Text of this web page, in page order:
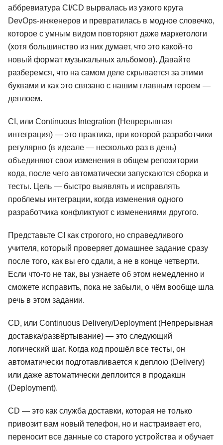
аббревиатура CI/CD вырвалась из узкого круга
DevOps-инженеров и превратилась в модное словечко,
которое с умным видом повторяют даже маркетологи
(хотя большинство из них думает, что это какой-то
новый формат музыкальных альбомов). Давайте
разберемся, что на самом деле скрывается за этими
буквами и как это связано с нашим главным героем —
деплоем.
CI, или Continuous Integration (Непрерывная
интеграция) — это практика, при которой разработчики
регулярно (в идеале — несколько раз в день)
объединяют свои изменения в общем репозитории
кода, после чего автоматически запускаются сборка и
тесты. Цель — быстро выявлять и исправлять
проблемы интеграции, когда изменения одного
разработчика конфликтуют с изменениями другого.
Представьте CI как строгого, но справедливого
учителя, который проверяет домашнее задание сразу
после того, как вы его сдали, а не в конце четверти.
Если что-то не так, вы узнаете об этом немедленно и
сможете исправить, пока не забыли, о чём вообще шла
речь в этом задании.
CD, или Continuous Delivery/Deployment (Непрерывная
доставка/развёртывание) — это следующий
логический шаг. Когда код прошёл все тесты, он
автоматически подготавливается к деплою (Delivery)
или даже автоматически деплоится в продакшн
(Deployment).
CD — это как служба доставки, которая не только
привозит вам новый телефон, но и настраивает его,
переносит все данные со старого устройства и обучает